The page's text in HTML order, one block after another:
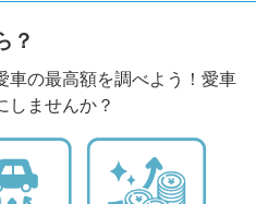
？
車の最高額を調べよう！愛車
しませんか？